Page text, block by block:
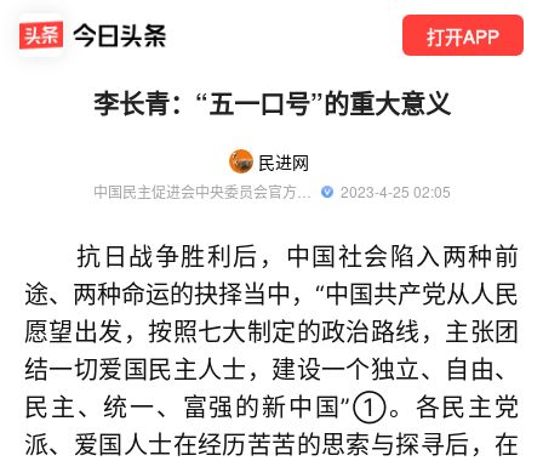
打开APP
李长青：“五一口号”的重大意义
民进网
  2023-4-25 02:05
抗日战争胜利后，中国社会陷入两种前
途、两种命运的抉择当中，“中国共产党从人民
愿望出发，按照七大制定的政治路线，主张团
结一切爱国民主人士，建设一个独立、自由、
民主、统一、富强的新中国”①。各民主党
派、爱国人士在经历苦苦的思索与探寻后，在